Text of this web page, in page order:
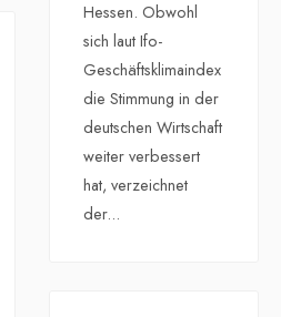
Hessen. Obwohl
sich laut Ifo-
Geschäftsklimaindex
die Stimmung in der
deutschen Wirtschaft
weiter verbessert
hat, verzeichnet
der...